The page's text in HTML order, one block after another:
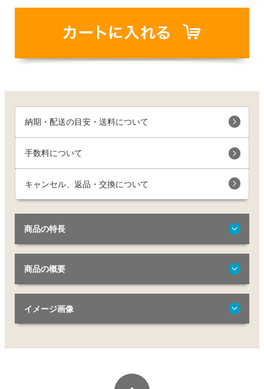
納期・配送の目安・送料について
手数料について
キャンセル、返品・交換について
商品の特長
商品の概要
イメージ画像